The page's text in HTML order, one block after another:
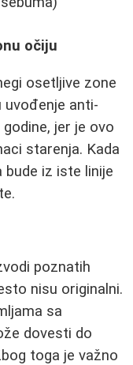
očiju
osetljive zone
uvođenje anti-
jer je ovo
starenja. Kada
bude iz iste linije
poznatih
nisu originalni.
sa
dovesti do
toga je važno